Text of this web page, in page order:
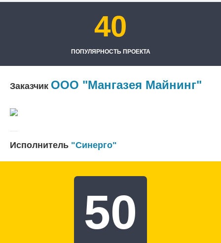
40
ПОПУЛЯРНОСТЬ ПРОЕКТА
Заказчик ООО "Мангазея Майнинг"
Исполнитель "Синерго"
50